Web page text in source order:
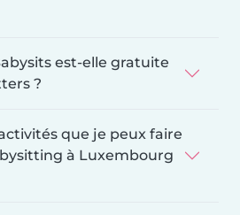
est-elle gratuite
?
que je peux faire
à Luxembourg